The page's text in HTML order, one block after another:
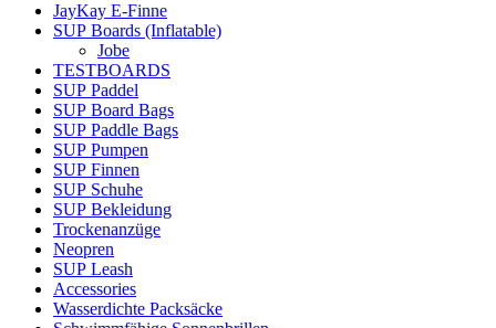
JayKay E-Finne
SUP Boards (Inflatable)
Jobe
TESTBOARDS
SUP Paddel
SUP Board Bags
SUP Paddle Bags
SUP Pumpen
SUP Finnen
SUP Schuhe
SUP Bekleidung
Trockenanzüge
Neopren
SUP Leash
Accessories
Wasserdichte Packsäcke